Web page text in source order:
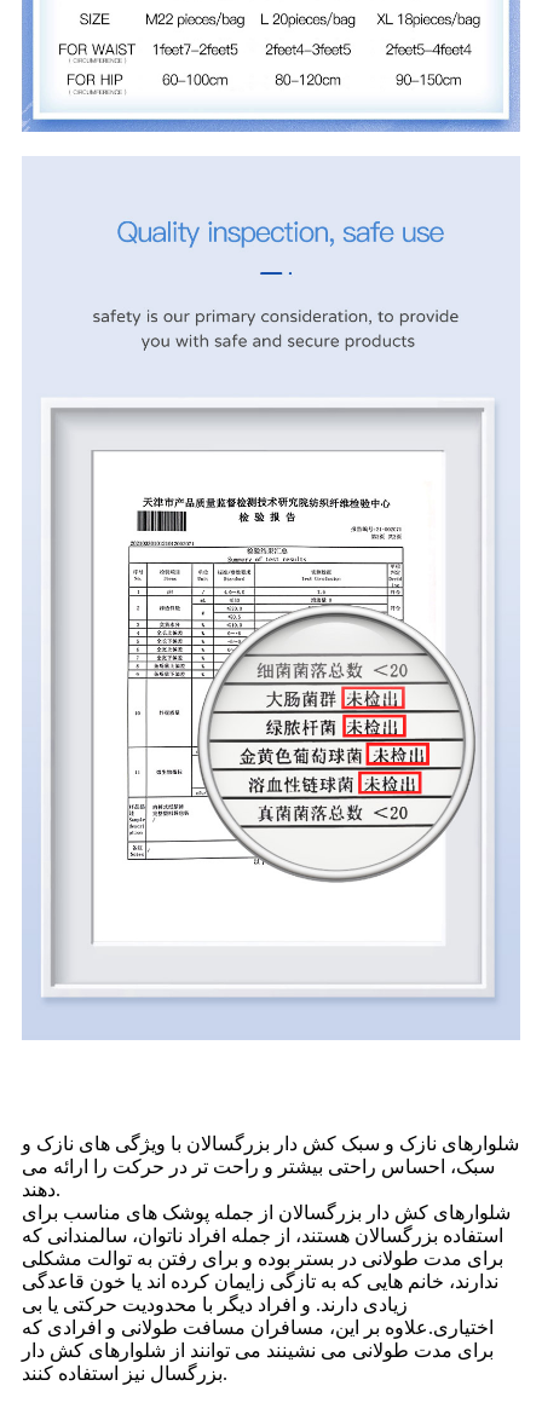
شلوارهای نازک و سبک کش دار بزرگسالان با ویژگی های نازک و
سبک، احساس راحتی بیشتر و راحت تر در حرکت را ارائه می
دهند.
شلوارهای کش دار بزرگسالان از جمله پوشک های مناسب برای
استفاده بزرگسالان هستند، از جمله افراد ناتوان، سالمندانی که
برای مدت طولانی در بستر بوده و برای رفتن به توالت مشکلی
ندارند، خانم هایی که به تازگی زایمان کرده اند یا خون قاعدگی
زیادی دارند. و افراد دیگر با محدودیت حرکتی یا بی
اختیاری.علاوه بر این، مسافران مسافت طولانی و افرادی که
برای مدت طولانی می نشینند می توانند از شلوارهای کش دار
بزرگسال نیز استفاده کنند.